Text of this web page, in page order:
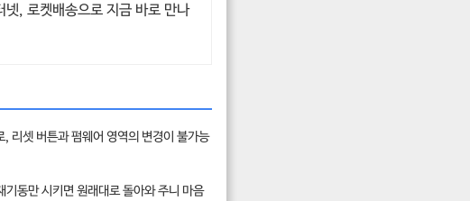
, 로켓배송으로 지금 바로 만나
리셋 버튼과 펌웨어 영역의 변경이 불가능
동만 시키면 원래대로 돌아와 주니 마음